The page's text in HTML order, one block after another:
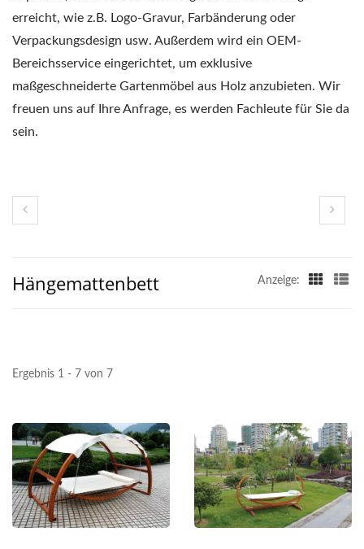
erreicht, wie z.B. Logo-Gravur, Farbänderung oder
Verpackungsdesign usw. Außerdem wird ein OEM-
Bereichsservice eingerichtet, um exklusive
maßgeschneiderte Gartenmöbel aus Holz anzubieten. Wir
freuen uns auf Ihre Anfrage, es werden Fachleute für Sie da
sein.
Hängemattenbett Anzeige:
Ergebnis 1 - 7 von 7